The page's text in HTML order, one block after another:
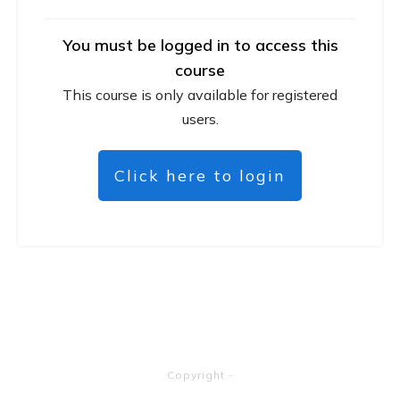
You must be logged in to access this
course
This course is only available for registered
users.
Click here to login
Copyright -